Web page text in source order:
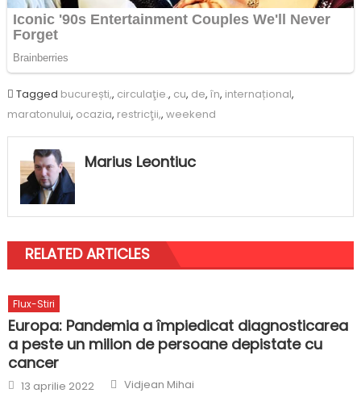
Tagged bucurești,, circulaţie., cu, de, în, internațional,
maratonului, ocazia, restricţii,, weekend
Marius Leontiuc
RELATED ARTICLES
Flux-Stiri
Europa: Pandemia a împiedicat diagnosticarea
a peste un milion de persoane depistate cu
cancer
Posted
13 aprilie 2022 Author
Vidjean Mihai